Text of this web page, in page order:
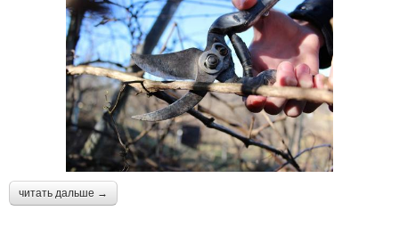
читать дальше →